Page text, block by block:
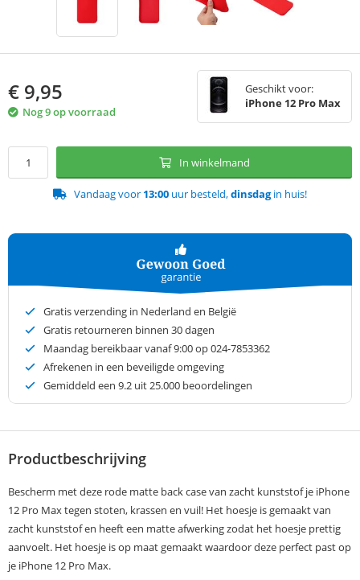
€ 9,95
Nog 9 op voorraad
Geschikt voor:
iPhone 12 Pro Max
In winkelmand
Vandaag voor 13:00 uur besteld,dinsdagin huis!
Gratis verzending in Nederland en België
Gratis retourneren binnen 30 dagen
Maandag bereikbaar vanaf 9:00 op 024-7853362
Afrekenen in een beveiligde omgeving
Gemiddeld een 9.2 uit 25.000 beoordelingen
Productbeschrijving
Bescherm met deze rode matte back case van zacht kunststof je iPhone
12 Pro Max tegen stoten, krassen en vuil! Het hoesje is gemaakt van
zacht kunststof en heeft een matte afwerking zodat het hoesje prettig
aanvoelt. Het hoesje is op maat gemaakt waardoor deze perfect past op
je iPhone 12 Pro Max.